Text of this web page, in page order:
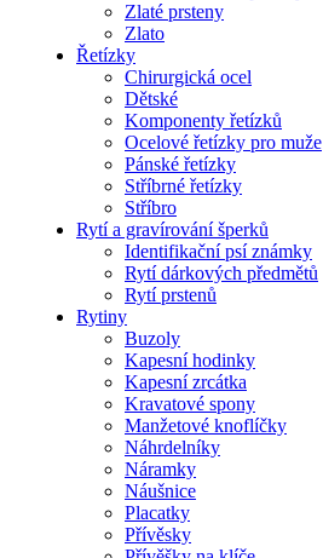
Zlaté prsteny
Zlato
Řetízky
Chirurgická ocel
Dětské
Komponenty řetízků
Ocelové řetízky pro muže
Pánské řetízky
Stříbrné řetízky
Stříbro
Rytí a gravírování šperků
Identifikační psí známky
Rytí dárkových předmětů
Rytí prstenů
Rytiny
Buzoly
Kapesní hodinky
Kapesní zrcátka
Kravatové spony
Manžetové knoflíčky
Náhrdelníky
Náramky
Náušnice
Placatky
Přívěsky